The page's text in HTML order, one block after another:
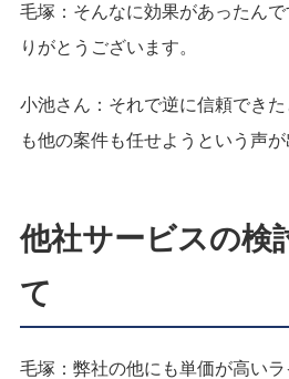
毛塚：そんなに効果があったん
りがとうございます。
小池さん：それで逆に信頼でき
も他の案件も任せようという声が
他社サービスの検
て
毛塚： 弊社の他にも単価が高い